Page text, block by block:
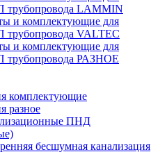
трубопровода LAMMIN
и комплектующие для
трубопровода VALTEC
и комплектующие для
трубопровода РАЗНОЕ
комплектующие
разное
ПНД
бесшумная канализация